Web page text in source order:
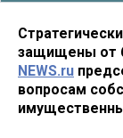
защищены от
NEWS.ru
вопросам